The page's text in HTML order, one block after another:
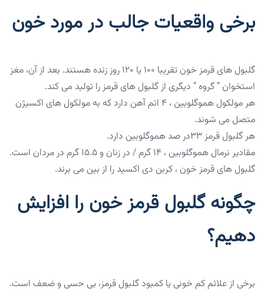
برخی واقعیات جالب در مورد خون
گلبول های قرمز خون تقریبا ۱۰۰ یا ۱۲۰ روز زنده هستند. بعد از آن، مغز
استخوان ” گروه ” دیگری از گلبول های قرمز را تولید می کند.
هر مولکول هموگلوبین ، ۴ اتم آهن دارد که به مولکول های اکسیژن
متصل می شوند.
هر گلبول قرمز 33در صد هموگلوبین دارد.
مقادیر نرمال هموگلوبین ، ۱۴ گرم / در زنان و ۱۵.۵ گرم در مردان است.
گلبول های قرمز خون ، کربن دی اکسید را از بین می برند.
چگونه گلبول قرمز خون را افزایش
دهیم؟
برخی از علائم کم خونی یا کمبود گلبول قرمز، بی حسی و ضعف است.